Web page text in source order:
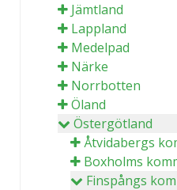
Jämtland
Lappland
Medelpad
Närke
Norrbotten
Öland
Östergötland
Åtvidabergs
Boxholms
Finspångs